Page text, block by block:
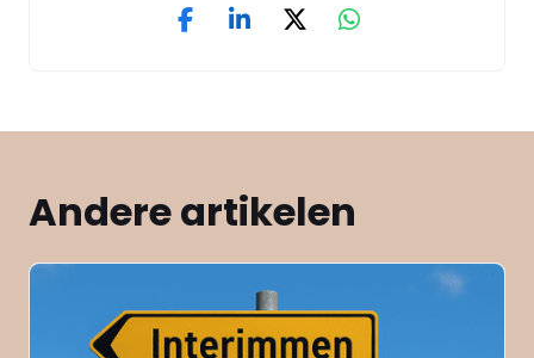
Andere artikelen